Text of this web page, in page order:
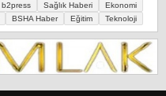
b2press Sağlık Haberi
Ekonomi
BSHA Haber Eğitim Teknoloji